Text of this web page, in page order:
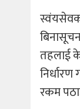
स्वंयसेवक
तहलाई
रकम